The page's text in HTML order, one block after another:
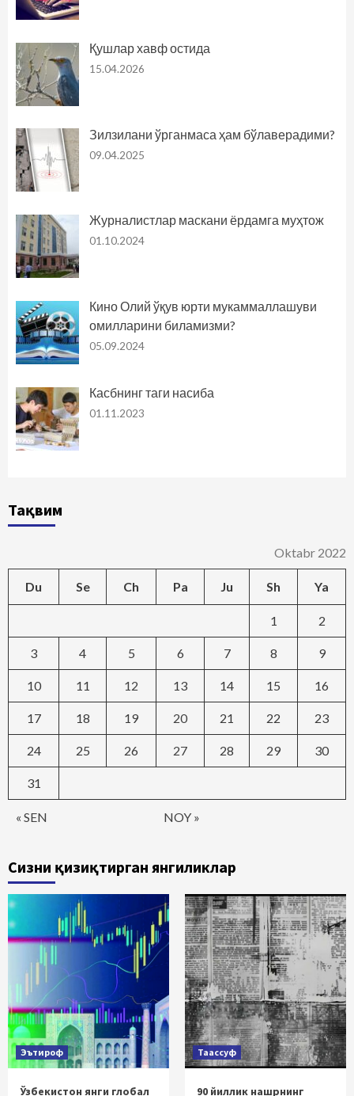
Қушлар хавф остида
15.04.2026
Зилзилани ўрганмаса ҳам бўлаверадими?
09.04.2025
Журналистлар маскани ёрдамга муҳтож
01.10.2024
Кино Олий ўқув юрти мукаммаллашуви
омилларини биламизми?
05.09.2024
Касбнинг таги насиба
01.11.2023
Тақвим
Oktabr 2022
Du Se Ch Pa Ju Sh Ya
« SEN NOY »
1 2
3 4 5 6 7 8 9
10 11 12 13 14 15 16
17 18 19 20 21 22 23
24 25 26 27 28 29 30
31
Сизни қизиқтирган янгиликлар
Эътироф
Ўзбекистон янги глобал
Таассуф
90 йиллик нашрнинг